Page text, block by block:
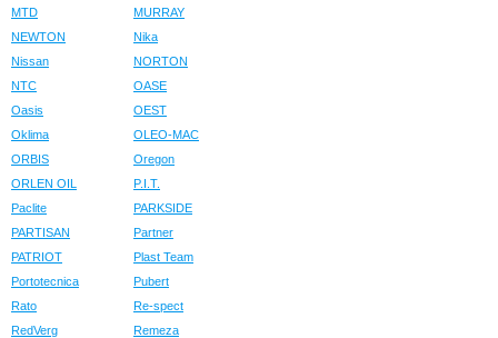
MTD
MURRAY
NEWTON
Nika
Nissan
NORTON
NTC
OASE
Oasis
OEST
Oklima
OLEO-MAC
ORBIS
Oregon
ORLEN OIL
P.I.T.
Paclite
PARKSIDE
PARTISAN
Partner
PATRIOT
Plast Team
Portotecnica
Pubert
Rato
Re-spect
RedVerg
Remeza